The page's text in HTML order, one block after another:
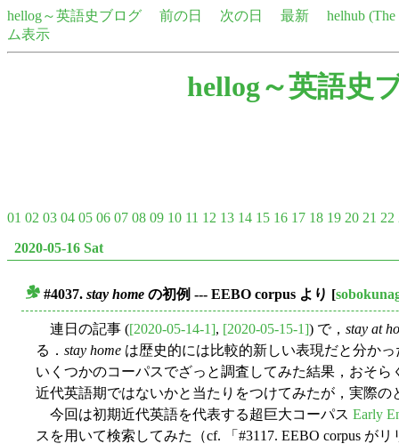
hellog～英語史ブログ 前の日 次の日 最新
helhub
ム表示
hellog～英語史
01 02 03 04 05 06 07 08 09 10 11 12 13 14 15 16 17 18 19 20 21 22
2020-05-16 Sat
#4037. stay home の初例 --- EEBO corpus より [
連日の記事 ([2020-05-14-1], [2020-05-15-1]) で， stay at
る． stay home は歴史的には比較的新しい表現だと分か
いくつかのコーパスでざっと調査してみた結果，おそ
近代英語期ではないかと当たりをつけてみたが，実際の
今回は初期近代英語を代表する超巨大コーパス Early
スを用いて検索してみた（cf. 「#3117. EEBO corpus がリ